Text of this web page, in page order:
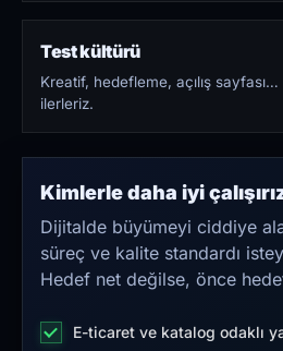
Test kültürü
Kreatif, hedefleme, açılış
ilerleriz.
Kimlerle daha iyi
Dijitalde büyümeyi ciddiye
süreç ve kalite standardı
Hedef net değilse, önce
E-ticaret ve katalog odaklı